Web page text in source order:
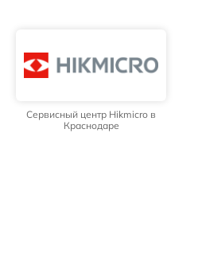
Сервисный центр Hikmicro в
Краснодаре